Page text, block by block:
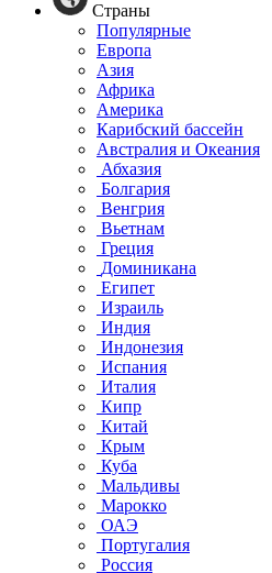
Страны
Популярные
Европа
Азия
Африка
Америка
Карибский бассейн
Австралия и Океания
Абхазия
Болгария
Венгрия
Вьетнам
Греция
Доминикана
Египет
Израиль
Индия
Индонезия
Испания
Италия
Кипр
Китай
Крым
Куба
Мальдивы
Марокко
ОАЭ
Португалия
Россия